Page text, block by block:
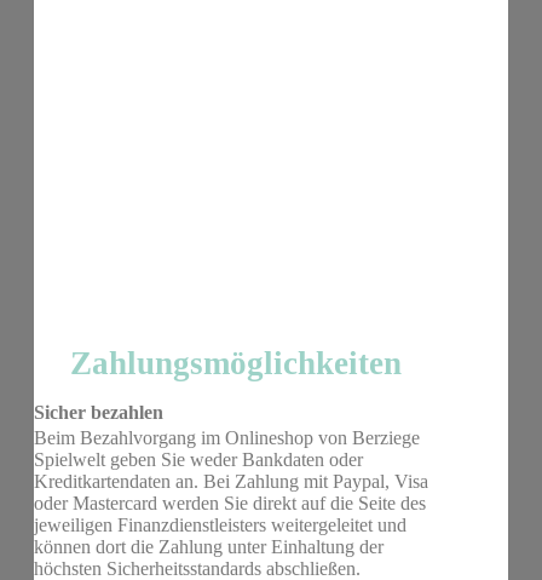
Zahlungsmöglichkeiten
Sicher bezahlen
Beim Bezahlvorgang im Onlineshop von Berziege
Spielwelt geben Sie weder Bankdaten oder
Kreditkartendaten an. Bei Zahlung mit Paypal, Visa
oder Mastercard werden Sie direkt auf die Seite des
jeweiligen Finanzdienstleisters weitergeleitet und
können dort die Zahlung unter Einhaltung der
höchsten Sicherheitsstandards abschließen.